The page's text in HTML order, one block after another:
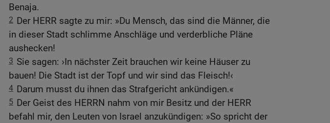
Benaja.
2 Der HERR sagte zu mir: »Du Mensch, das sind die Männer, die
in dieser Stadt schlimme Anschläge und verderbliche Pläne
aushecken!
3 Sie sagen: ›In nächster Zeit brauchen wir keine Häuser zu
bauen! Die Stadt ist der Topf und wir sind das Fleisch!‹
4 Darum musst du ihnen das Strafgericht ankündigen.«
5 Der Geist des HERRN nahm von mir Besitz und der HERR
befahl mir, den Leuten von Israel anzukündigen: »So spricht der